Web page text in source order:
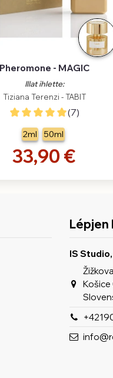
- MAGIC
Illat ihlette:
Tiziana Terenzi - TABIT
(7)
2ml 50ml
33,90 €
Lépjen
IS
Košice